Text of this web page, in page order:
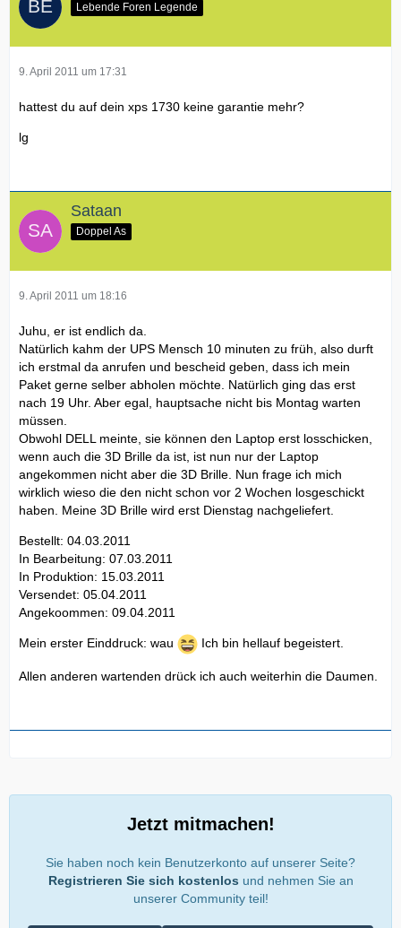
Lebende Foren Legende
9. April 2011 um 17:31
hattest du auf dein xps 1730 keine garantie mehr?
lg
Sataan
Doppel As
9. April 2011 um 18:16
Juhu, er ist endlich da.
Natürlich kahm der UPS Mensch 10 minuten zu früh, also durft
ich erstmal da anrufen und bescheid geben, dass ich mein
Paket gerne selber abholen möchte. Natürlich ging das erst
nach 19 Uhr. Aber egal, hauptsache nicht bis Montag warten
müssen.
Obwohl DELL meinte, sie können den Laptop erst losschicken,
wenn auch die 3D Brille da ist, ist nun nur der Laptop
angekommen nicht aber die 3D Brille. Nun frage ich mich
wirklich wieso die den nicht schon vor 2 Wochen losgeschickt
haben. Meine 3D Brille wird erst Dienstag nachgeliefert.
Bestellt: 04.03.2011
In Bearbeitung: 07.03.2011
In Produktion: 15.03.2011
Versendet: 05.04.2011
Angekoommen: 09.04.2011
Mein erster Einddruck: wau Ich bin hellauf begeistert.
Allen anderen wartenden drück ich auch weiterhin die Daumen.
Jetzt mitmachen!
Sie haben noch kein Benutzerkonto auf unserer Seite?
Registrieren Sie sich kostenlos und nehmen Sie an
unserer Community teil!